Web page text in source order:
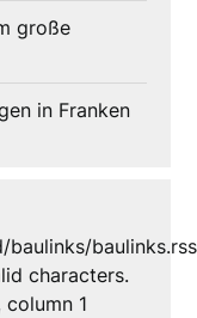
große
in Franken
baulinks.rss
characters.
1